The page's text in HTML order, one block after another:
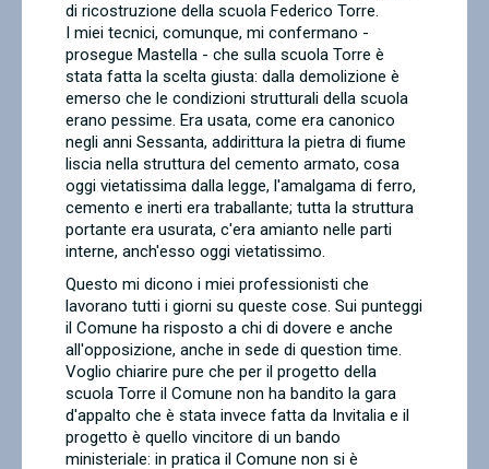
di ricostruzione della scuola Federico Torre.
I miei tecnici, comunque, mi confermano -
prosegue Mastella - che sulla scuola Torre è
stata fatta la scelta giusta: dalla demolizione è
emerso che le condizioni strutturali della scuola
erano pessime. Era usata, come era canonico
negli anni Sessanta, addirittura la pietra di fiume
liscia nella struttura del cemento armato, cosa
oggi vietatissima dalla legge, l'amalgama di ferro,
cemento e inerti era traballante; tutta la struttura
portante era usurata, c'era amianto nelle parti
interne, anch'esso oggi vietatissimo.
Questo mi dicono i miei professionisti che
lavorano tutti i giorni su queste cose. Sui punteggi
il Comune ha risposto a chi di dovere e anche
all'opposizione, anche in sede di question time.
Voglio chiarire pure che per il progetto della
scuola Torre il Comune non ha bandito la gara
d'appalto che è stata invece fatta da Invitalia e il
progetto è quello vincitore di un bando
ministeriale: in pratica il Comune non si è